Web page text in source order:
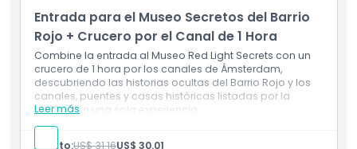
Inclusiones
Política para Niños y Adultos
Exclusiones
Entrada para el Museo Secretos del Barrio
Rojo + Crucero por el Canal de 1 Hora
Combine la entrada al Museo Red Light Secrets con un
crucero de 1 hora por los canales de Ámsterdam,
descubriendo las historias ocultas del Barrio Rojo y los
canales, puentes y casas históricas listadas por la
UNESCO en una sola experiencia.
Leer más
Inclusiones
Entrada al Museo Red Light Secrets con guía de
Adulto:US$ 31.16US$ 30.01